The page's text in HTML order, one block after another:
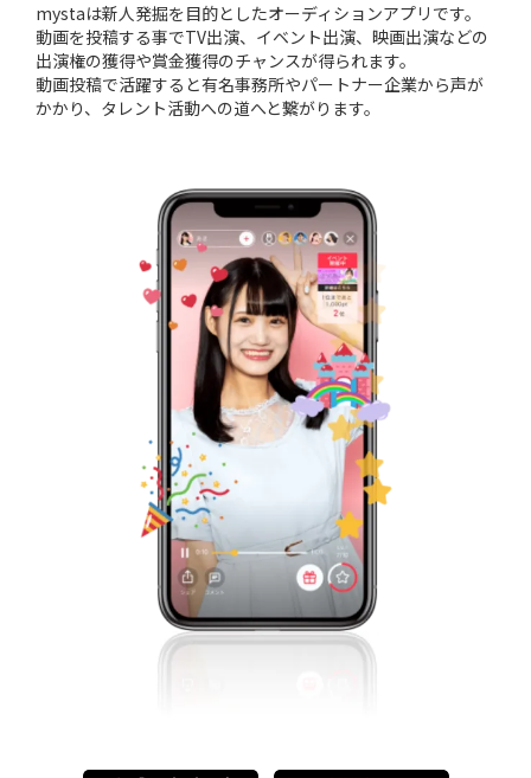
mystaは新人発掘を目的としたオーディションアプリです。
動画を投稿する事でTV出演、イベント出演、映画出演などの
出演権の獲得や賞金獲得のチャンスが得られます。
動画投稿で活躍すると有名事務所やパートナー企業から声が
かかり、タレント活動への道へと繋がります。